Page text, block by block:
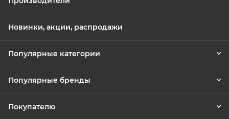
Новинки, акции, распродажи
Популярные категории
Популярные бренды
Покупателю